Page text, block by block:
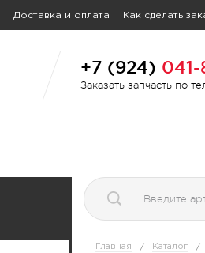
Доставка и оплата Как сделать
+7 (924) 041-
Заказать запчасть по
Главная / Каталог /